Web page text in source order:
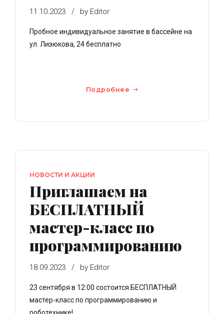
11.10.2023 by Editor
Пробное индивидуальное занятие в бассейне на
ул. Лизюкова, 24 бесплатно
Подробнее
НОВОСТИ И АКЦИИ
Приглашаем на
БЕСПЛАТНЫЙ
мастер-класс по
программированию
18.09.2023 by Editor
23 сентября в 12:00 состоится БЕСПЛАТНЫЙ
мастер-класс по программированию и
роботехнике!